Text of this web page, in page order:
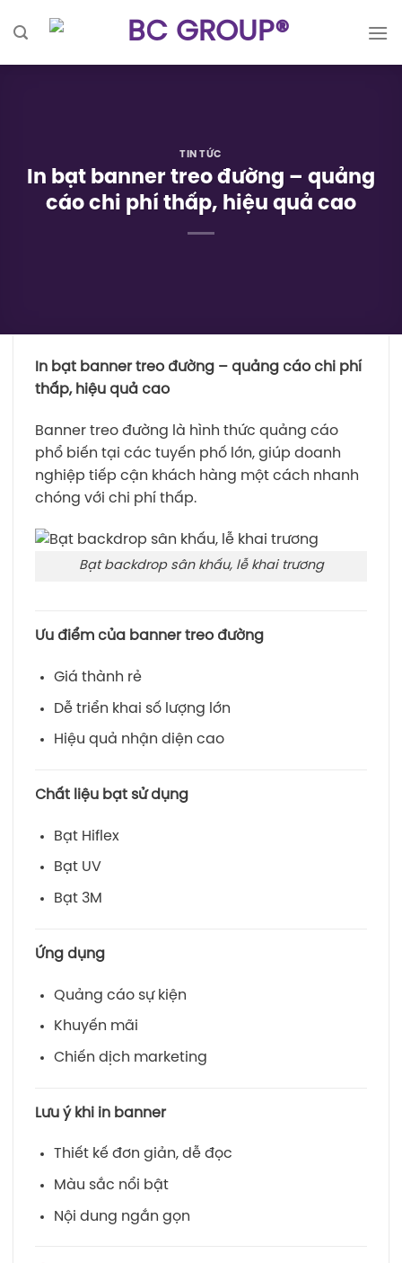
TIN TỨC
In bạt banner treo đường – quảng
cáo chi phí thấp, hiệu quả cao
In bạt banner treo đường – quảng cáo chi phí
thấp, hiệu quả cao
Banner treo đường là hình thức quảng cáo
phổ biến tại các tuyến phố lớn, giúp doanh
nghiệp tiếp cận khách hàng một cách nhanh
chóng với chi phí thấp.
Bạt backdrop sân khấu, lễ khai trương
Ưu điểm của banner treo đường
Giá thành rẻ
Dễ triển khai số lượng lớn
Hiệu quả nhận diện cao
Chất liệu bạt sử dụng
Bạt Hiflex
Bạt UV
Bạt 3M
Ứng dụng
Quảng cáo sự kiện
Khuyến mãi
Chiến dịch marketing
Lưu ý khi in banner
Thiết kế đơn giản, dễ đọc
Màu sắc nổi bật
Nội dung ngắn gọn